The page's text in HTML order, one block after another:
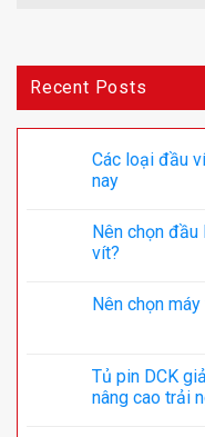
Recent Posts
Các loại đầu
nay
Nên chọn
vít?
Nên chọn
Tủ pin DCK
nâng cao trải